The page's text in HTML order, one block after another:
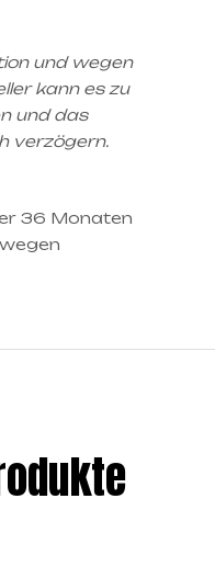
und wegen
kann es zu
und das
verzögern.
36 Monaten